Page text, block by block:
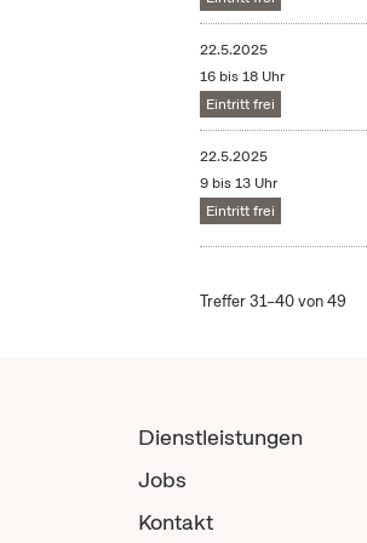
22.5.2025
16 bis 18 Uhr
Eintritt frei
22.5.2025
9 bis 13 Uhr
Eintritt frei
Treffer 31–40 von 49
Dienstleistungen
Jobs
Kontakt